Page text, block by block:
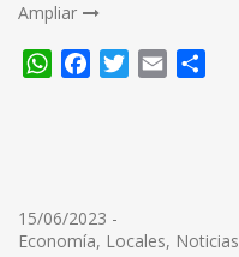
Ampliar
WhatsApp
FacebookTwitter
Email
15/06/2023 -
Economía, Locales, Noticias